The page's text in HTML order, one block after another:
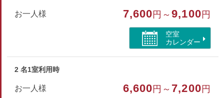
●浴衣、パジャマ等はご持参ください
外を歩いてのご移動となります。ご了承ください
部屋種別
洋室（ツイン）
お一人様 7,600 円～9,100 円
空室
カレンダー
2 名1室利用時
お一人様 6,600 円～ 7,200 円